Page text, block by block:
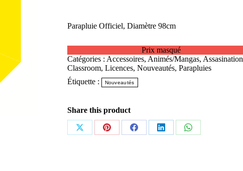
Parapluie Officiel, Diamètre 98cm
Prix masqué
Catégories : Accessoires, Animés/Mangas, Assasination
Classroom, Licences, Nouveautés, Parapluies
Étiquette :
Nouveautés
Share this product
PartagerPartagerPartagerPartagerPartager